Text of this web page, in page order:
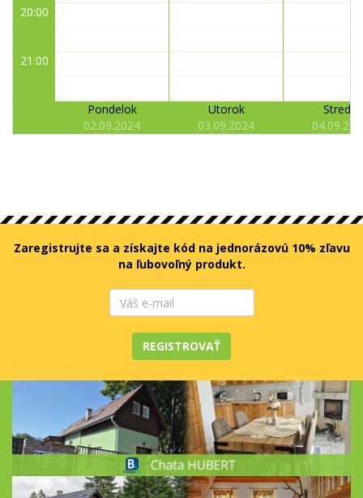
20:00
21:00
Pondelok
02.09.2024
Utorok
03.09.2024
Streda
Zaregistrujte sa a získajte kód na jednorázovú 10% zľavu
na ľubovoľný produkt.
REGISTROVAŤ